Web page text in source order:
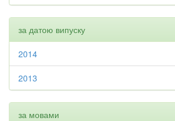
за датою випуску
2014
2013
за мовами